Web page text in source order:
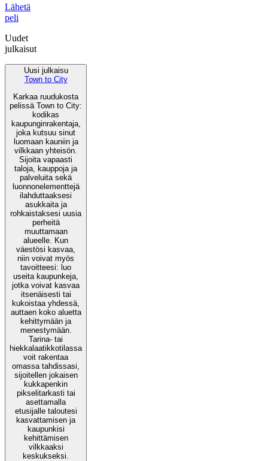
Lähetä
peli
Uudet
julkaisut
Uusi julkaisu
Town to City
Karkaa ruudukosta
pelissä Town to City:
kodikas
kaupunginrakentaja,
joka kutsuu sinut
luomaan kauniin ja
vilkkaan yhteisön.
Sijoita vapaasti
taloja, kauppoja ja
palveluita sekä
luonnonelementtejä
ilahduttaaksesi
asukkaita ja
rohkaistaksesi uusia
perheitä
muuttamaan
alueelle. Kun
väestösi kasvaa,
niin voivat myös
tavoitteesi: luo
useita kaupunkeja,
jotka voivat kasvaa
itsenäisesti tai
kukoistaa yhdessä,
auttaen koko aluetta
kehittymään ja
menestymään.
Tarina- tai
hiekkalaatikkotilassa
voit rakentaa
omassa tahdissasi,
sijoitellen jokaisen
kukkapenkin
pikselitarkasti tai
asettamalla
etusijalle taloutesi
kasvattamisen ja
kaupunkisi
kehittämisen
vilkkaaksi
keskukseksi.